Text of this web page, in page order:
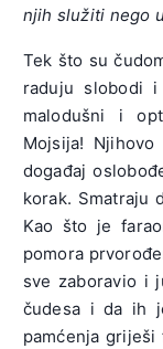
njih služiti nego
Tek što su
raduju slobodi
malodušni i
Mojsija!
događaj
korak. Smatraju
Kao što je
pomora
sve zaboravio i
čudesa i da ih
pamćenja